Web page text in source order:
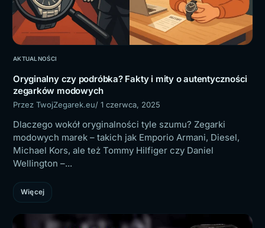
AKTUALNOŚCI
Oryginalny czy podróbka? Fakty i mity o autentyczności
zegarków modowych
Przez TwojZegarek.eu/ 1 czerwca, 2025
Dlaczego wokół oryginalności tyle szumu? Zegarki
modowych marek – takich jak Emporio Armani, Diesel,
Michael Kors, ale też Tommy Hilfiger czy Daniel
Wellington –...
Więcej